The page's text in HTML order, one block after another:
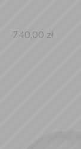
740,00 zł